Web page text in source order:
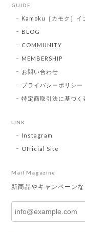
GUIDE
Kamoku［カモク］イ
BLOG
COMMUNITY
MEMBERSHIP
お問い合わせ
プライバシーポリシー
特定商取引法に基づく
LINK
Instagram
Official Site
Mail Magazine
新商品やキャンペーン